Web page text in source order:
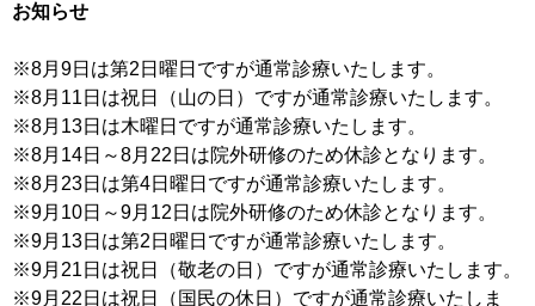
お知らせ
※8月9日は第2日曜日ですが通常診療いたします。
※8月11日は祝日（山の日）ですが通常診療いたします。
※8月13日は木曜日ですが通常診療いたします。
※8月14日～8月22日は院外研修のため休診となります。
※8月23日は第4日曜日ですが通常診療いたします。
※9月10日～9月12日は院外研修のため休診となります。
※9月13日は第2日曜日ですが通常診療いたします。
※9月21日は祝日（敬老の日）ですが通常診療いたします。
※9月22日は祝日（国民の休日）ですが通常診療いたしま